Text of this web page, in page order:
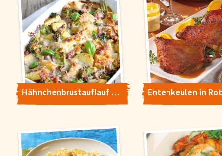
Hähnchenbrustauflauf mit Röschen Mix